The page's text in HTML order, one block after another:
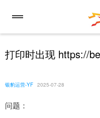
打印时出现 https://
银豹运营-YF 2025-07-28
问题：